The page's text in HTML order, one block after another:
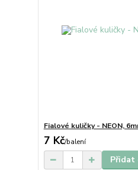
Fialové kuličky - NEON,
7 Kč/balení
Přidat